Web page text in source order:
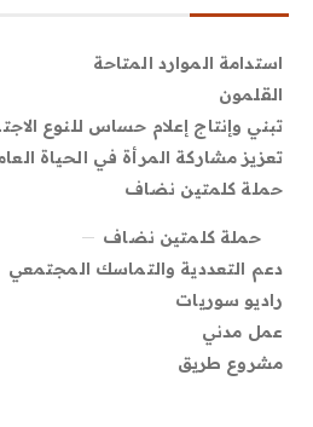
استدامة الموارد المتاحة
القلمون
تبني وإنتاج إعلام حساس للنوع
تعزيز مشاركة المرأة في الحياة
حملة كلمتين نضاف
حملة كلمتين نضاف
دعم التعددية والتماسك المجتمعي
راديو سوريات
عمل مدني
مشروع طريق